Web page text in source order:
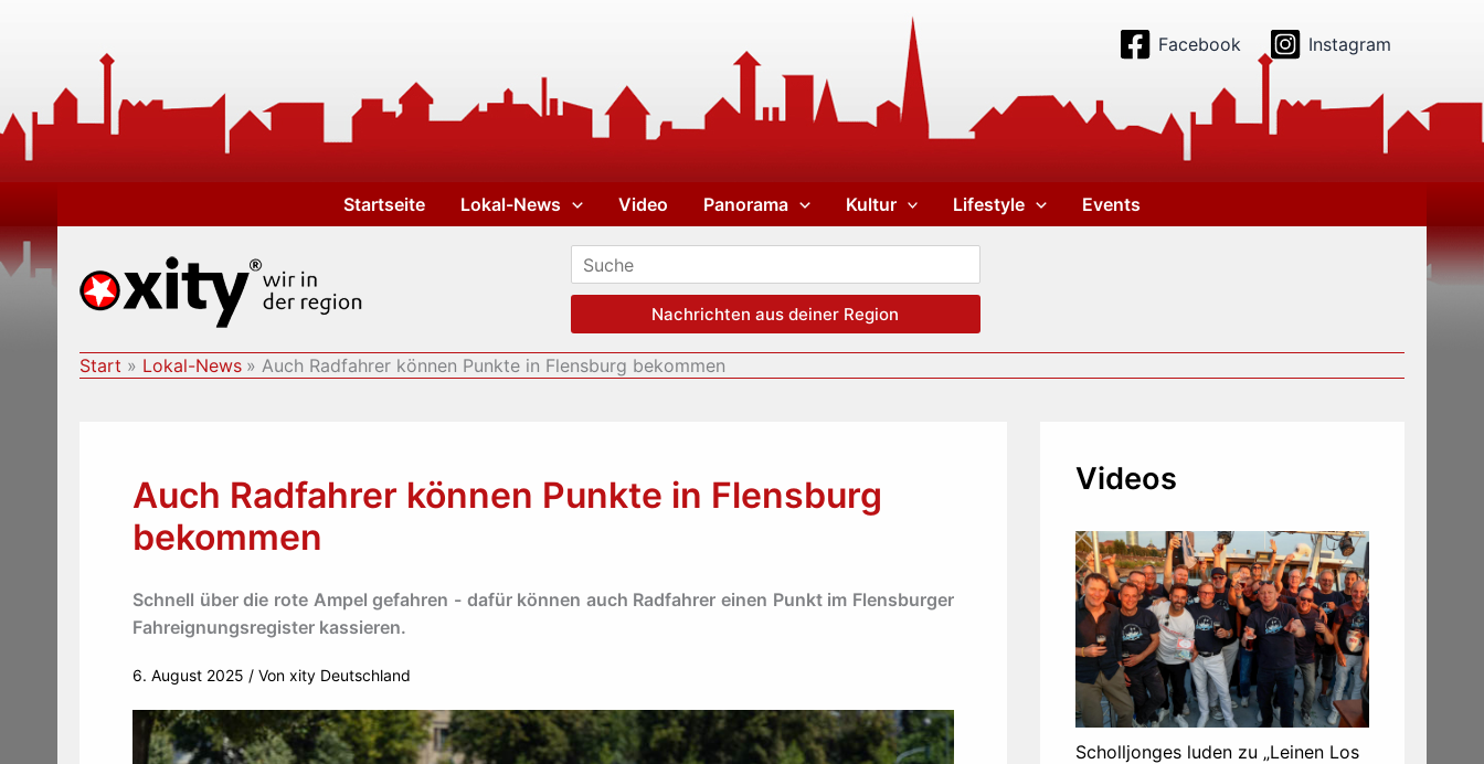
Facebook Instagram
Startseite Lokal-News Video Panorama Kultur Lifestyle Events
Nachrichten aus deiner Region
Start Lokal-News Auch Radfahrer können Punkte in Flensburg bekommen
Auch Radfahrer können Punkte in Flensburg
bekommen
Schnell über die rote Ampel gefahren - dafür können auch Radfahrer einen Punkt im Flensburger
Fahreignungsregister kassieren.
6. August 2025 / Von xity Deutschland
Videos
Scholljonges luden zu „Leinen Los